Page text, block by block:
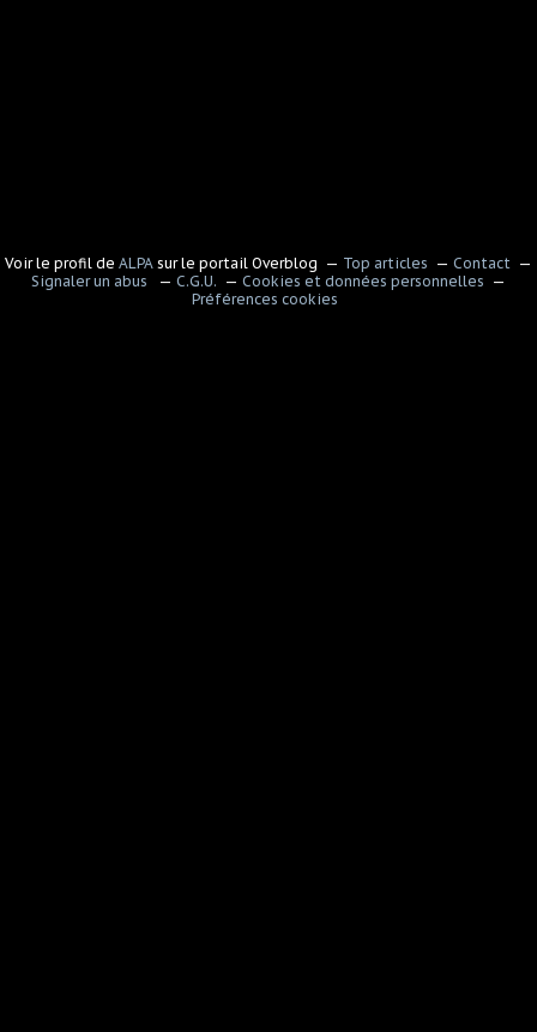
Voir le profil de ALPA sur le portail Overblog Top articles
Contact
Signaler un abus
C.G.U.
Cookies et données personnelles
Préférences cookies